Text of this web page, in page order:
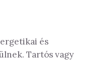
és
Tartós vagy